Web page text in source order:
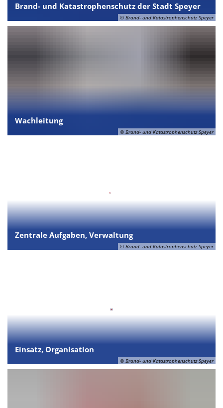
© Brand- und Katastrophenschutz Speyer
Brand- und Katastrophenschutz der Stadt Speyer
© Brand- und Katastrophenschutz Speyer
Wachleitung
© Brand- und Katastrophenschutz Speyer
Zentrale Aufgaben, Verwaltung
© Brand- und Katastrophenschutz Speyer
Einsatz, Organisation